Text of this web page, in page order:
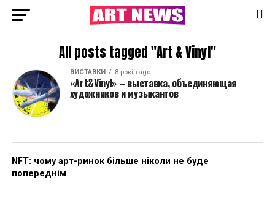
All posts tagged "Art & Vinyl"
ВИСТАВКИ 8 років ago
«Art&Vinyl» – выставка, объединяющая
художников и музыкантов
NFT: чому арт-ринок більше ніколи не буде
попереднім